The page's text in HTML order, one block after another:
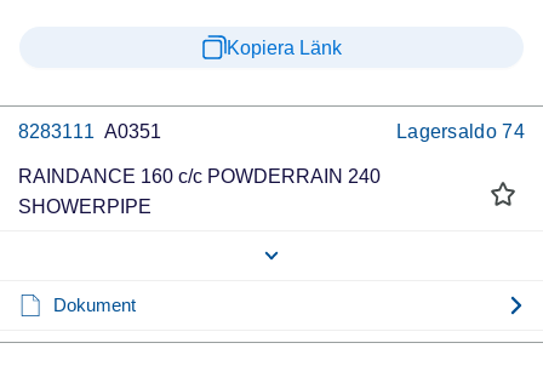
Kopiera Länk
8283111 A0351 Lagersaldo 74
RAINDANCE 160 c/c POWDERRAIN 240
SHOWERPIPE
Dokument